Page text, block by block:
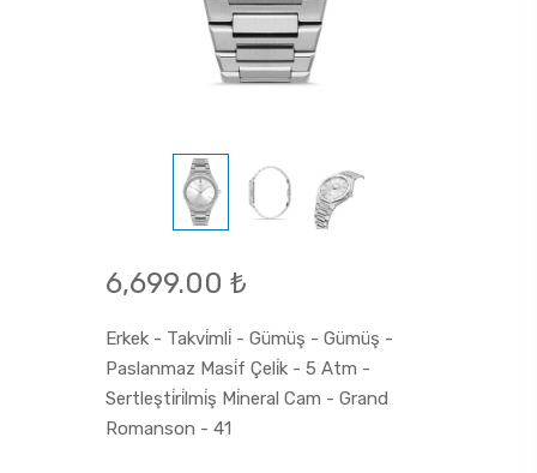
6,699.00 ₺
Erkek - Takvi̇mli̇ - Gümüş - Gümüş -
Paslanmaz Masi̇f Çeli̇k - 5 Atm -
Sertleşti̇ri̇lmi̇ş Mi̇neral Cam - Grand
Romanson - 41